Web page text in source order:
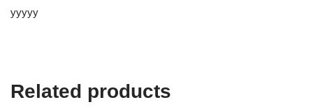
yyyyy
Related products